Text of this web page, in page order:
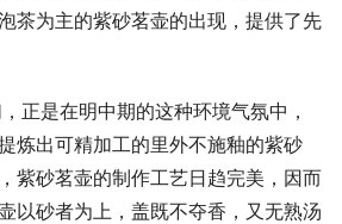
茶为主的紫砂茗壶的出现，提供了先
正是在明中期的这种环境气氛中，
炼出可精加工的里外不施釉的紫砂
紫砂茗壶的制作工艺日趋完美，因而
以砂者为上，盖既不夺香，又无熟汤